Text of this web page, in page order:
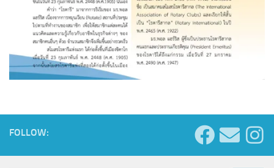
FOLLOW: